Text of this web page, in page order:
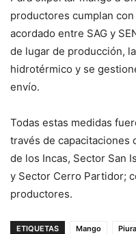
productores cumplan
acordado entre SAG y
de lugar de producción,
hidrotérmico y se
envío.
Todas estas medidas
través de capacitaciones
de los Incas, Sector San
y Sector Cerro Partidor;
productores.
ETIQUETAS Mango Piura